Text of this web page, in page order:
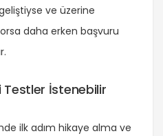
ve üzerine
daha erken başvuru
Testler İstenebilir
ilk adım hikaye alma ve